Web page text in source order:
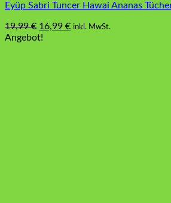
Eyüp Sabri Tuncer Hawai Ananas
19,99€ Ursprünglicher
Preis
16,99 €Aktueller
inkl. MwSt.
Angebot!